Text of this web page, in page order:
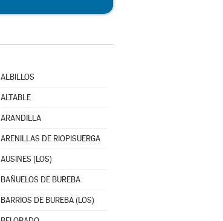
ALBILLOS
ALTABLE
ARANDILLA
ARENILLAS DE RIOPISUERGA
AUSINES (LOS)
BAÑUELOS DE BUREBA
BARRIOS DE BUREBA (LOS)